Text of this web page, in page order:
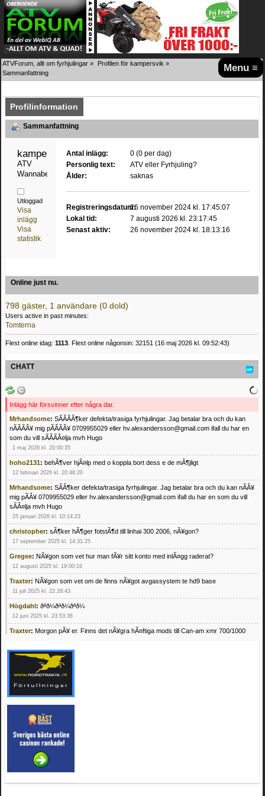
Menu ≡
ATVForum, allt om fyrhjulingar » Profilen för kampersvik »
Sammanfattning
Profilinformation
Sammanfattning
kampersvik
ATV
Wannabe
Utloggad
Visa
inlägg
Visa
statistik
Antal inlägg:
0 (0 per dag)
Personlig text:
ATV eller Fyrhjuling?
Ålder:
saknas
Registreringsdatum:26 november 2024 kl. 17:45:07
Lokal tid:
7 augusti 2026 kl. 23:17:45
Senast aktiv:
26 november 2024 kl. 18:13:16
Online just nu.
798 gäster, 1 användare (0 dold)
Users active in past minutes:
Tomterna
Flest online idag: 1113 . Flest online någonsin: 32151 (16 maj 2026 kl. 09:52:43)
CHATT
Inlägg här försvinner efter några dar.
Mrhandsome: SÃÂÃÂ¶ker defekta/trasiga fyrhjulingar. Jag betalar bra och du kan
nÃÂÃÂ¥ mig pÃÂÃÂ¥ 0709955029 eller hv.alexandersson@gmail.com ifall du har en
som du vill sÃÂÃÂ¤lja mvh Hugo
1 maj 2026 kl. 20:00:35
hoho2131: behÃ¶ver hjÃ¤lp med o koppla bort dess e de mÃ¶jligt
12 februari 2026 kl. 20:46:20
Mrhandsome: SÃÂ¶ker defekta/trasiga fyrhjulingar. Jag betalar bra och du kan nÃÂ¥
mig pÃÂ¥ 0709955029 eller hv.alexandersson@gmail.com ifall du har en som du vill
sÃÂ¤lja mvh Hugo
25 januari 2026 kl. 10:14:23
christopher: sÃ¶ker hÃ¶ger fotstÃ¶d till linhai 300 2006, nÃ¥gon?
17 september 2025 kl. 14:31:25
Gregee: NÃ¥gon som vet hur man fÃ¥r sitt konto med inlÃ¤gg raderat?
12 augusti 2025 kl. 19:00:16
Traxter: NÃ¥gon som vet om de finns nÃ¥got avgassystem te hd9 base
11 juli 2025 kl. 22:28:43
Högdahl: ðªð¼ðªð¼ðªð¼
12 juni 2025 kl. 23:53:36
Traxter: Morgon pÃ¥ er. Finns det nÃ¥gra hÃ¤ftiga mods till Can-am xmr 700/1000
Mrhandsome:SÃ¶ker defekta/trasiga fyrhjulingar. Jag betalar bra och du kan nÃ¥ mig
pÃ¥ 0709955029 eller hv.alexandersson@gmail.com ifall du har en som du vill sÃ¤lja
mvh Hugo
21 februari 2025 kl. 09:25:52
Oscar5:NÃ¥gon som vet vad man kan begÃ¤ra fÃ¶r en Honda TRX 350 FE 2005
4 februari 2025 kl. 19:20:50
Oscar5:44
4 februari 2025 kl. 19:15:36
Greger59:NÃ¤gon som vet har en Cetek 500 EFI
15 januari 2025 kl. 23:49:44
Mrhandsome:SÃÂ¶ker defekta/trasiga fyrhjulingar. Jag betalar bra och du kan nÃÂ¥